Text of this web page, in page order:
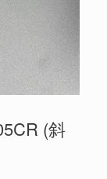
(斜